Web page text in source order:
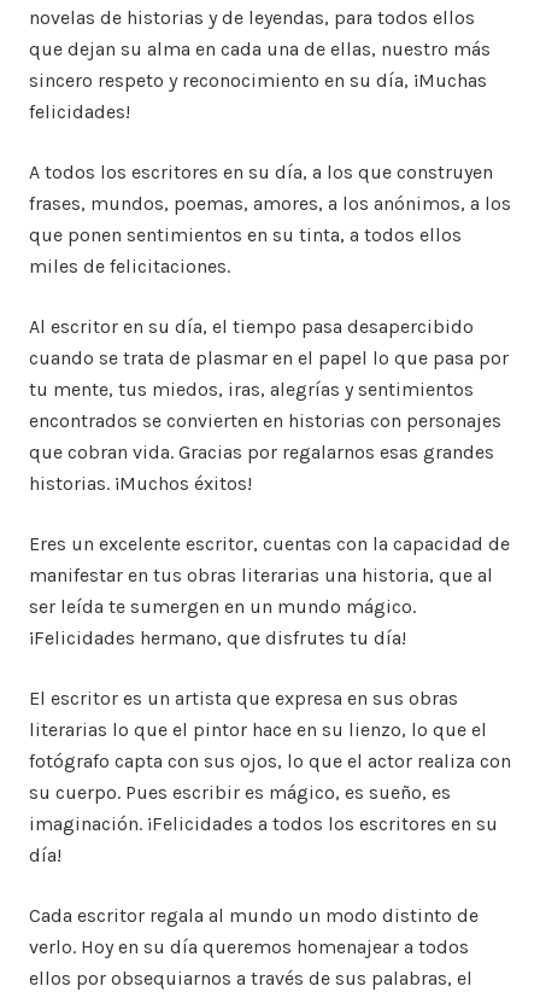
novelas de historias y de leyendas, para todos ellos
que dejan su alma en cada una de ellas, nuestro más
sincero respeto y reconocimiento en su día, ¡Muchas
felicidades!
A todos los escritores en su día, a los que construyen
frases, mundos, poemas, amores, a los anónimos, a los
que ponen sentimientos en su tinta, a todos ellos
miles de felicitaciones.
Al escritor en su día, el tiempo pasa desapercibido
cuando se trata de plasmar en el papel lo que pasa por
tu mente, tus miedos, iras, alegrías y sentimientos
encontrados se convierten en historias con personajes
que cobran vida. Gracias por regalarnos esas grandes
historias. ¡Muchos éxitos!
Eres un excelente escritor, cuentas con la capacidad de
manifestar en tus obras literarias una historia, que al
ser leída te sumergen en un mundo mágico.
¡Felicidades hermano, que disfrutes tu día!
El escritor es un artista que expresa en sus obras
literarias lo que el pintor hace en su lienzo, lo que el
fotógrafo capta con sus ojos, lo que el actor realiza con
su cuerpo. Pues escribir es mágico, es sueño, es
imaginación. ¡Felicidades a todos los escritores en su
día!
Cada escritor regala al mundo un modo distinto de
verlo. Hoy en su día queremos homenajear a todos
ellos por obsequiarnos a través de sus palabras, el